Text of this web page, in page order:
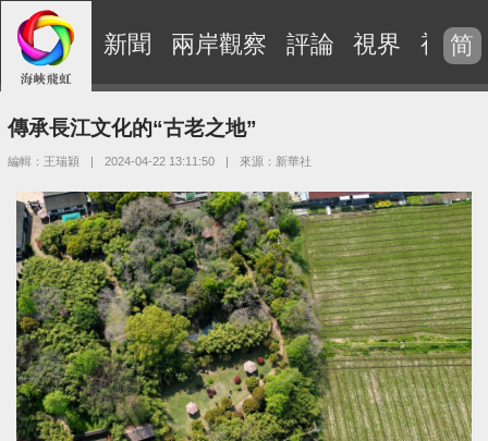
新聞 兩岸觀察 評論 視界 視頻
简
傳承長江文化的“古老之地”
編輯：王瑞穎 | 2024-04-22 13:11:50 | 來源：新華社